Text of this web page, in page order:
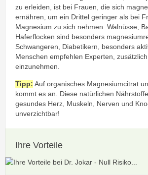
zu erleiden, ist bei Frauen, die sich
ernähren, um ein Drittel geringer als bei
Magnesium zu sich nehmen. Walnüsse,
Haferflocken sind besonders
Schwangeren, Diabetikern, besonders
Menschen empfehlen Experten,
einzunehmen.
Tipp: Auf organisches Magnesiumcitrat
kommt es an. Diese natürlichen
gesundes Herz, Muskeln, Nerven und
unverzichtbar!
Ihre Vorteile